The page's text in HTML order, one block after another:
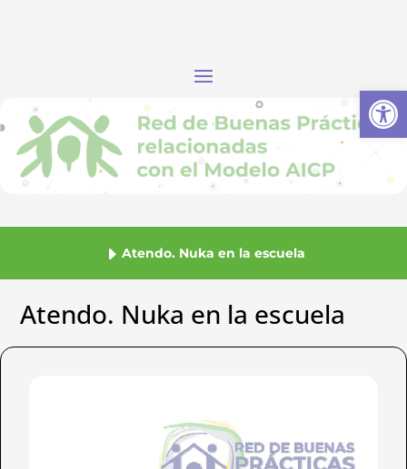
Atendo. Nuka en la escuela
Atendo. Nuka en la escuela